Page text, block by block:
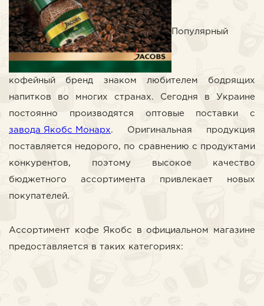
Популярный
кофейный бренд знаком любителем бодрящих
напитков во многих странах. Сегодня в Украине
постоянно производятся оптовые поставки с
завода Якобс Монарх. Оригинальная продукция
поставляется недорого, по сравнению с продуктами
конкурентов, поэтому высокое качество
бюджетного ассортимента привлекает новых
покупателей.
Ассортимент кофе Якобс в официальном магазине
предоставляется в таких категориях: